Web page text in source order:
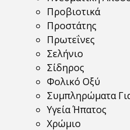
Προβιοτικά
Προστάτης
Πρωτεΐνες
Σελήνιο
Σίδηρος
Φολικό Οξύ
Συμπληρώματα
Υγεία Ήπατος
Χρώμιο